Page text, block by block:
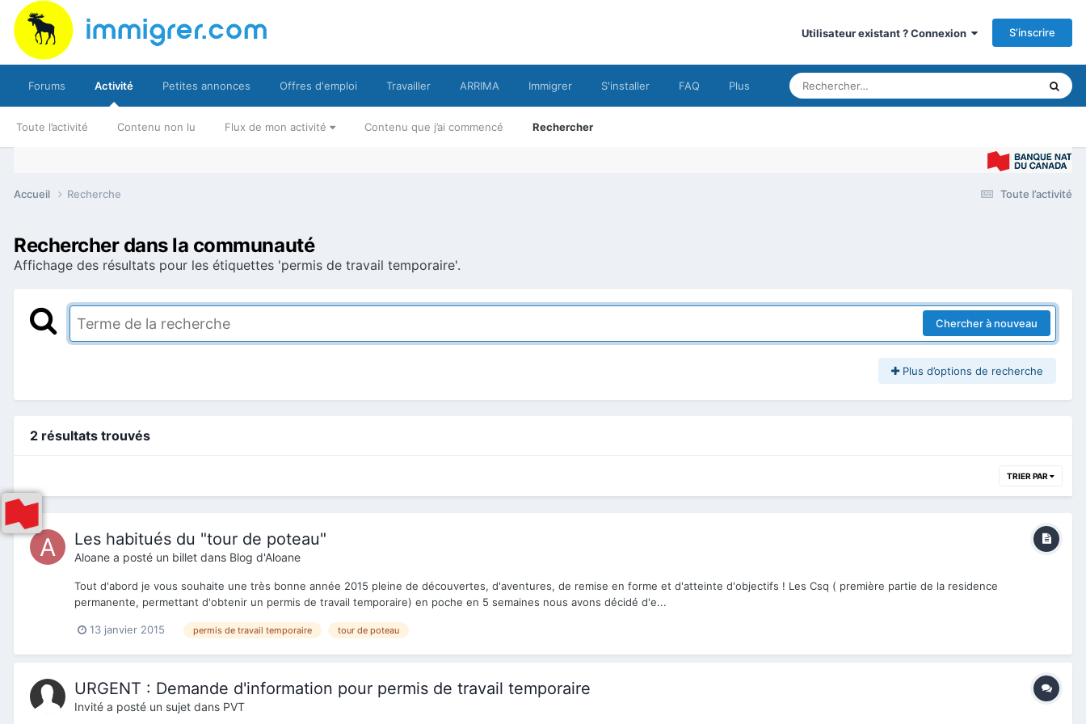
Utilisateur existant ? Connexion S’inscrire
Forums Activité
Toute l’activité Contenu non lu Flux de mon activité Contenu que j’ai commencé Rechercher
Petites annonces Offres d'emploi Travailler ARRIMA Immigrer S'installer FAQ Plus
Toute l’activité
Accueil Recherche
Rechercher dans la communauté
Affichage des résultats pour les étiquettes 'permis de travail temporaire'.
Chercher à nouveau
Plus d’options de recherche
2 résultats trouvés
TRIER PAR
Les habitués du "tour de poteau"
Aloane a posté un billet dans Blog d'Aloane
Tout d'abord je vous souhaite une très bonne année 2015 pleine de découvertes, d'aventures, de remise en forme et d'atteinte d'objectifs ! Les Csq ( première partie de la residence
permanente, permettant d'obtenir un permis de travail temporaire) en poche en 5 semaines nous avons décidé d'e...
13 janvier 2015 permis de travail temporaire tour de poteau
URGENT : Demande d'information pour permis de travail temporaire
Invité a posté un sujet dans PVT